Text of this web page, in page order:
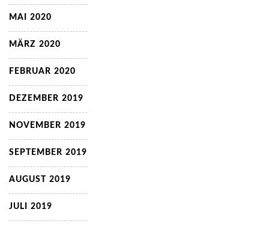
MAI 2020
MÄRZ 2020
FEBRUAR 2020
DEZEMBER 2019
NOVEMBER 2019
SEPTEMBER 2019
AUGUST 2019
JULI 2019